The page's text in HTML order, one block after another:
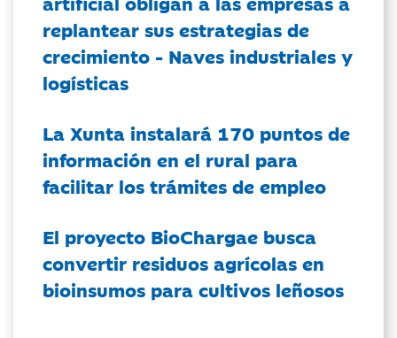
replantear sus estrategias de
crecimiento - Naves industriales y
logísticas
La Xunta instalará 170 puntos de
información en el rural para
facilitar los trámites de empleo
El proyecto BioChargae busca
convertir residuos agrícolas en
bioinsumos para cultivos leñosos